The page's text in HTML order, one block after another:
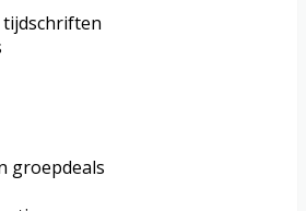
groepdeals